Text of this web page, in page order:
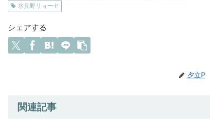
氷見野リョーヤ
シェアする
夕立P
関連記事